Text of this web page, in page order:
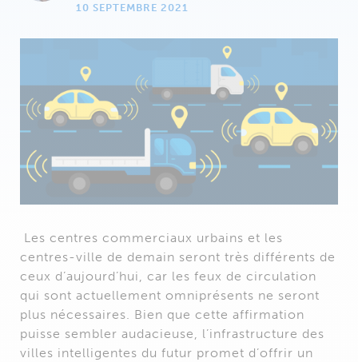
10 SEPTEMBRE 2021
Les centres commerciaux urbains et les
centres-ville de demain seront très différents de
ceux d’aujourd’hui, car les feux de circulation
qui sont actuellement omniprésents ne seront
plus nécessaires. Bien que cette affirmation
puisse sembler audacieuse, l’infrastructure des
villes intelligentes du futur promet d’offrir un